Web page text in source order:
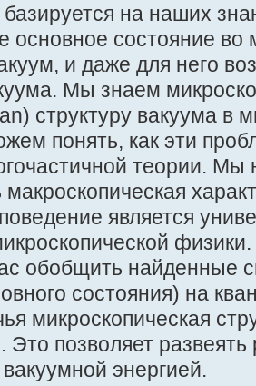
на наших
основное состояние
и даже для него
Мы знаем
структуру вакуума в
понять, как эти
теории. Мы
макроскопическая
является
обобщить найденные
состояния) на
микроскопическая
Это позволяет
энергией.